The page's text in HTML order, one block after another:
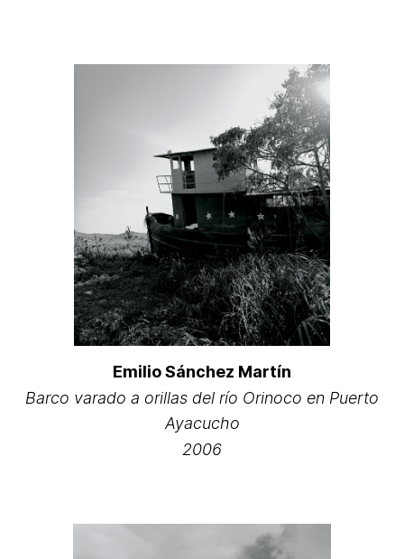
Emilio Sánchez Martín
Barco varado a orillas del río Orinoco en Puerto
Ayacucho
2006